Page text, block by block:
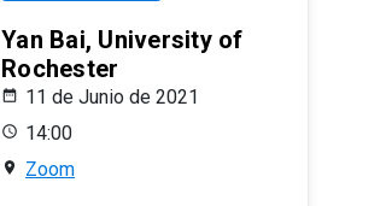
Yan Bai, University of
Rochester
11 de Junio de 2021
14:00
Zoom